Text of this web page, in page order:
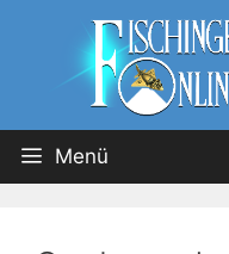
Menü